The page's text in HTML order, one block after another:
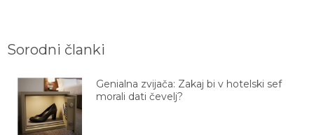
Sorodni članki
Genialna zvijača: Zakaj bi v hotelski sef
morali dati čevelj?